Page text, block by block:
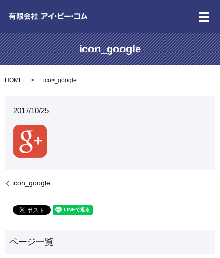
メ
icon_google
HOME icon_google
2017/10/25
icon_google